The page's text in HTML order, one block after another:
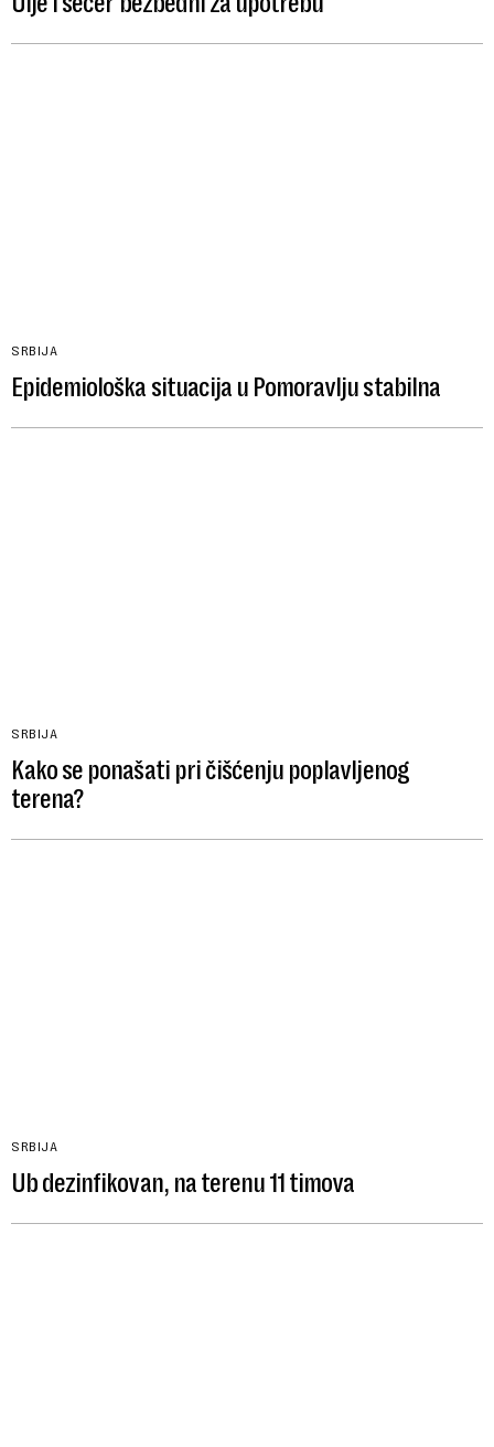
SRBIJA
Epidemiološka situacija u Pomoravlju stabilna
SRBIJA
Kako se ponašati pri čišćenju poplavljenog
terena?
SRBIJA
Ub dezinfikovan, na terenu 11 timova